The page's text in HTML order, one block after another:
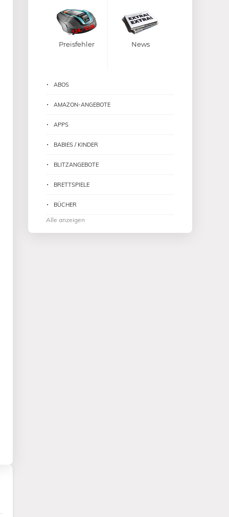
Preisfehler News
ABOS
AMAZON-ANGEBOTE
APPS
BABIES / KINDER
BLITZANGEBOTE
BRETTSPIELE
BÜCHER
Alle anzeigen